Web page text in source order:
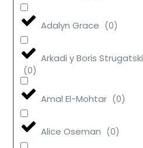
Adalyn Grace (0)
Arkadi y Boris Strugatski
(0)
Amal El-Mohtar (0)
Alice Oseman (0)